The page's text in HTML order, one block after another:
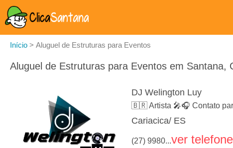
Início > Aluguel de Estruturas para Eventos
Aluguel de Estruturas para Eventos em Santana,
DJ Welington Luy
🇧🇷 Artista 🎤🎧 Contato
Cariacica/ ES
(27) 9980...ver telefone